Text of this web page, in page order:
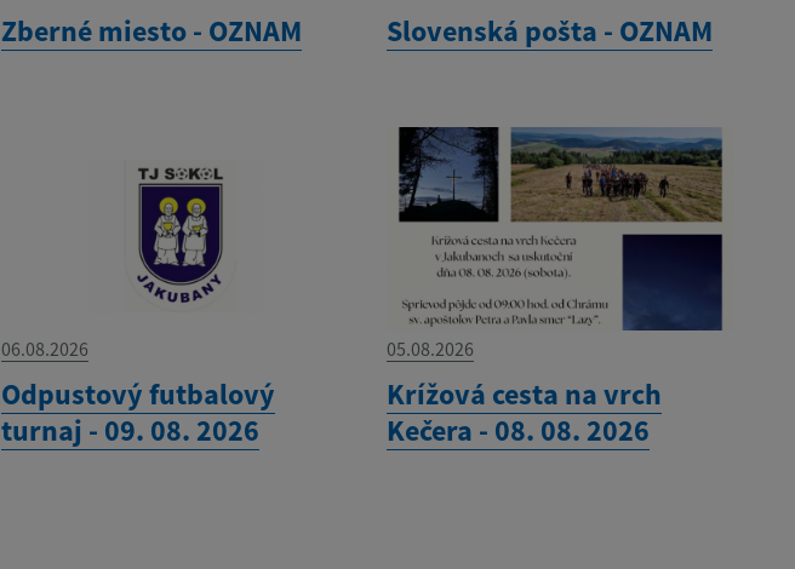
Zberné miesto - OZNAM Slovenská pošta - OZNAM
06.08.2026
Odpustový futbalový
turnaj - 09. 08. 2026
05.08.2026
Krížová cesta na vrch
Kečera - 08. 08. 2026